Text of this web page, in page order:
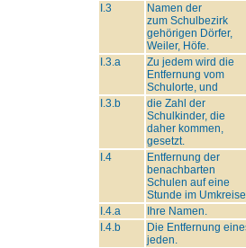
I.3
Namen der
zum Schulbezirk
gehörigen Dörfer,
Weiler, Höfe.
I.3.a
Zu jedem wird die
Entfernung vom
Schulorte, und
I.3.b
die Zahl der
Schulkinder, die
daher kommen,
gesetzt.
I.4
Entfernung der
benachbarten
Schulen auf eine
Stunde im
I.4.a
Ihre Namen.
I.4.b
Die Entfernung
jeden.